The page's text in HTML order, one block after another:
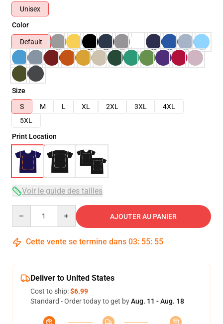
Unisex
Color
Default
Size
S
M L XL 2XL 3XL
4XL
5XL
Print Location
Voir le guide des tailles
AJOUTER AU PANIER
Cette vente se termine dans 03: 55: 54
Deliver to United States
Cost to ship:$6.99
Standard - Order today to get byAug. 11 - Aug. 18